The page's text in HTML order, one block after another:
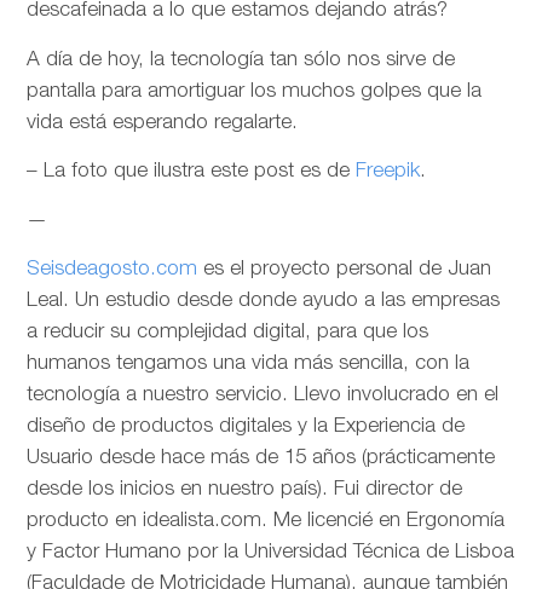
descafeinada a lo que estamos dejando atrás?
A día de hoy, la tecnología tan sólo nos sirve de
pantalla para amortiguar los muchos golpes que la
vida está esperando regalarte.
– La foto que ilustra este post es de Freepik.
—
Seisdeagosto.com es el proyecto personal de Juan
Leal. Un estudio desde donde ayudo a las empresas
a reducir su complejidad digital, para que los
humanos tengamos una vida más sencilla, con la
tecnología a nuestro servicio. Llevo involucrado en el
diseño de productos digitales y la Experiencia de
Usuario desde hace más de 15 años (prácticamente
desde los inicios en nuestro país). Fui director de
producto en idealista.com. Me licencié en Ergonomía
y Factor Humano por la Universidad Técnica de Lisboa
(Faculdade de Motricidade Humana), aunque también